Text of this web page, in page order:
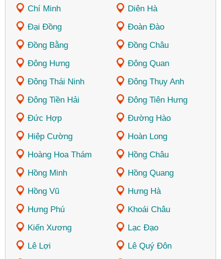
Chí Minh
Diên Hà
Đại Đồng
Đoàn Đào
Đồng Bằng
Đồng Châu
Đông Hưng
Đông Quan
Đông Thái Ninh
Đông Thụy Anh
Đông Tiền Hải
Đông Tiên Hưng
Đức Hợp
Đường Hào
Hiệp Cường
Hoàn Long
Hoàng Hoa Thám
Hồng Châu
Hồng Minh
Hồng Quang
Hồng Vũ
Hưng Hà
Hưng Phú
Khoái Châu
Kiến Xương
Lạc Đạo
Lê Lợi
Lê Quý Đôn